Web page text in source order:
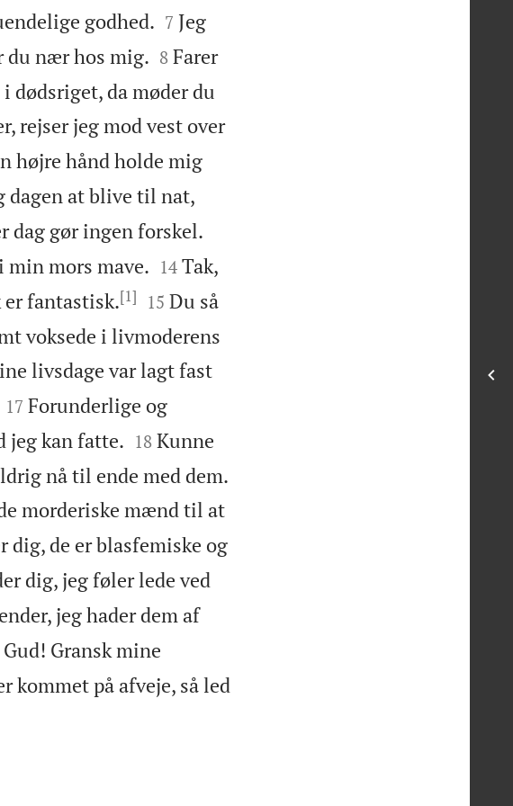
godhed.
7 Jeg
du nær hos mig.
8 Farer
dødsriget, da møder du
rejser jeg mod vest over
højre hånd holde mig
dagen at blive til nat,
dag gør ingen forskel.
min mors mave.
14 Tak,
fantastisk.[1]
15 Du så
voksede i livmoderens
livsdage var lagt fast

17 Forunderlige og
jeg kan fatte.
18 Kunne
nå til ende med dem.
morderiske mænd til at
de er blasfemiske og
dig, jeg føler lede ved
jeg hader dem af
Gransk mine
kommet på afveje, så led